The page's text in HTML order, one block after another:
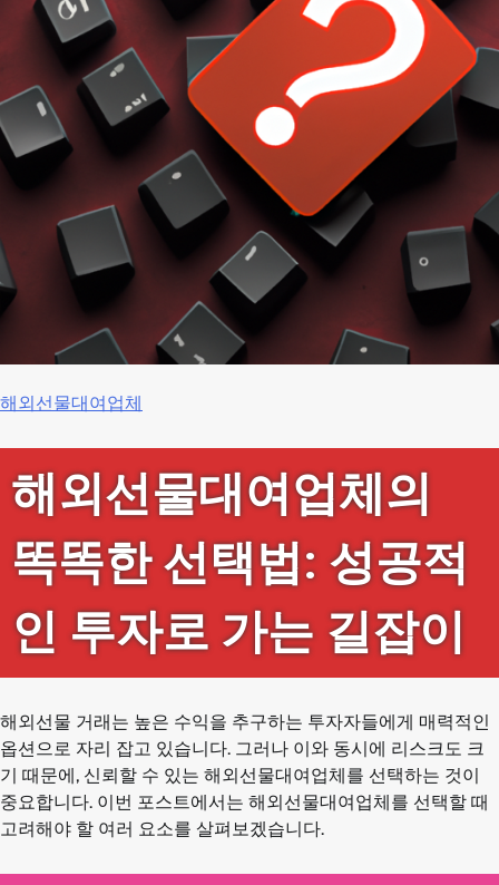
해외선물대여업체
해외선물대여업체의
똑똑한 선택법: 성공적
인 투자로 가는 길잡이
해외선물 거래는 높은 수익을 추구하는 투자자들에게 매력적인
옵션으로 자리 잡고 있습니다. 그러나 이와 동시에 리스크도 크
기 때문에, 신뢰할 수 있는 해외선물대여업체를 선택하는 것이
중요합니다. 이번 포스트에서는 해외선물대여업체를 선택할 때
고려해야 할 여러 요소를 살펴보겠습니다.